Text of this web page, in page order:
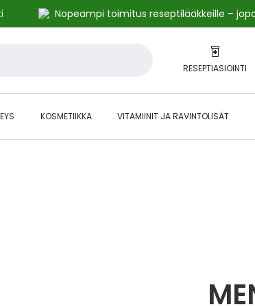
Nopeampi toimitus reseptilääkkeille –
RESEPTIASIOINTI
KOSMETIIKKA VITAMIINIT JA RAVINTOLISÄT